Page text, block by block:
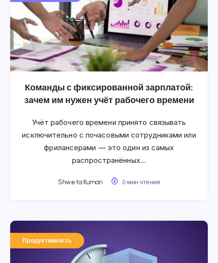
Команды с фиксированной зарплатой:
зачем им нужен учёт рабочего времени
Учёт рабочего времени принято связывать
исключительно с почасовыми сотрудниками или
фрилансерами — это один из самых
распространённых…
Shweta Kumari 6 мин чтения
Продуктивность